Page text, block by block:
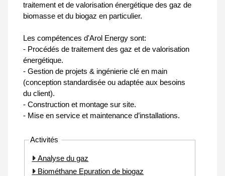
traitement et de valorisation énergétique des gaz de
biomasse et du biogaz en particulier.
Les compétences d'Arol Energy sont:
- Procédés de traitement des gaz et de valorisation
énergétique.
- Gestion de projets & ingénierie clé en main
(conception standardisée ou adaptée aux besoins
du client).
- Construction et montage sur site.
- Mise en service et maintenance d’installations.
Activités
Analyse du gaz
Biométhane Epuration de biogaz